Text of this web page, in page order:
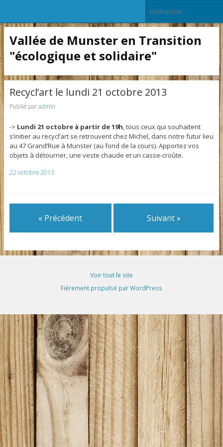
Vallée de Munster en Transition
"écologique et solidaire"
Recycl’art le lundi 21 octobre 2013
Publié paradmin
-> Lundi 21 octobre à partir de 19h, tous ceux qui souhaitent
s’initier au recycl’art se retrouvent chez Michel, dans notre futur lieu
au 47 Grand’Rue à Munster (au fond de la cours). Apportez vos
objets à détourner, une veste chaude et un casse-croûte.
22 octobre 2013
« Précédent Suivant »
Voir tout le site
Fièrement propulsé par WordPress